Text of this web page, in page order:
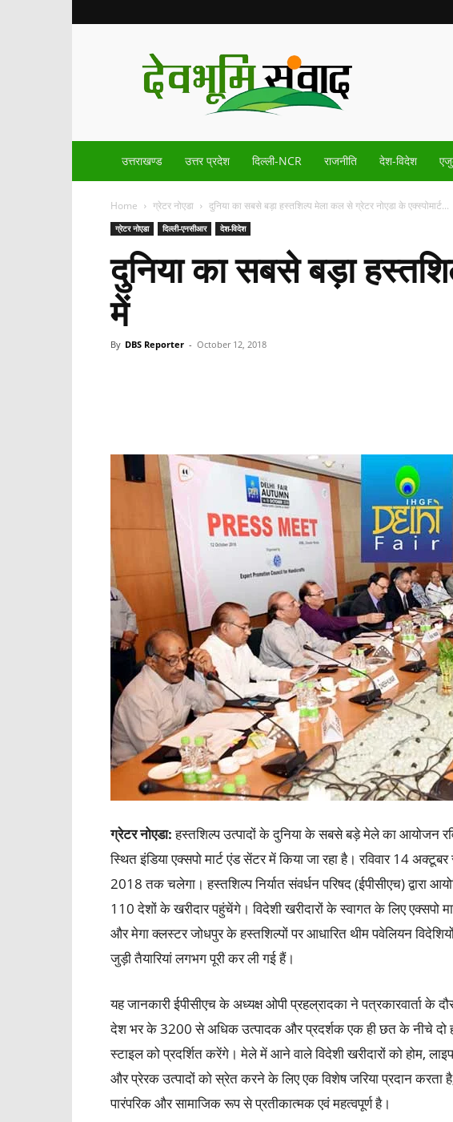
Devbhoomisamvad.com
उत्तराखण्ड उत्तर प्रदेश दिल्ली-NCR राजनीति देश-विदेश
Home ग्रेटर नोएडा दुनिया का सबसे बड़ा हस्तशिल्प मेला कल से ग्रेटर नोएडा के एक्स्पोमार्ट...
ग्रेटर नोएडा दिल्ली-एनसीआर देश-विदेश
दुनिया का सबसे बड़ा
में
By DBS Reporter - October 12, 2018
ग्रेटर नोएडा:हस्तशिल्प उत्पादों के दुनिया के सबसे बड़े मेले का आयोजन
स्थित इंडिया एक्सपो मार्ट एंड सेंटर में किया जा रहा है। रविवार 14
2018 तक चलेगा। हस्तशिल्प निर्यात संवर्धन परिषद (ईपीसीएच) द्वारा
110 देशों के खरीदार पहुंचेंगे। विदेशी खरीदारों के स्वागत के लिए एक्सपो
और मेगा क्लस्टर जोधपुर के हस्तशिल्पों पर आधारित थीम पवेलियन
जुड़ी तैयारियां लगभग पूरी कर ली गई हैं।
यह जानकारी ईपीसीएच के अध्यक्ष ओपी प्रहल्रादका ने पत्रकारवार्ता के
देश भर के 3200 से अधिक उत्पादक और प्रदर्शक एक ही छत के नीचे दो
स्टाइल को प्रदर्शित करेंगे। मेले में आने वाले विदेशी खरीदारों को होम,
और प्रेरक उत्पादों को स्रेत करने के लिए एक विशेष जरिया प्रदान करता
पारंपरिक और सामाजिक रूप से प्रतीकात्मक एवं महत्वपूर्ण है।